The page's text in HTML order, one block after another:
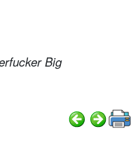
Big